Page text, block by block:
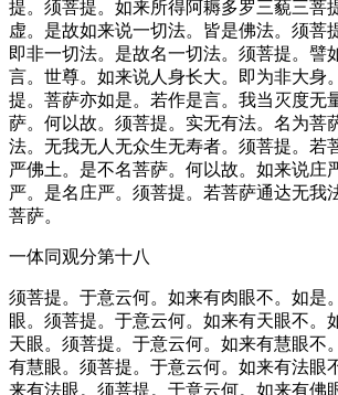
提。须菩提。如来所得阿耨多罗三藐三菩
虚。是故如来说一切法。皆是佛法。须菩
即非一切法。是故名一切法。须菩提。譬
言。世尊。如来说人身长大。即为非大身
提。菩萨亦如是。若作是言。我当灭度无
萨。何以故。须菩提。实无有法。名为菩
法。无我无人无众生无寿者。须菩提。若
严佛土。是不名菩萨。何以故。如来说庄
严。是名庄严。须菩提。若菩萨通达无我
菩萨。
一体同观分第十八
须菩提。于意云何。如来有肉眼不。如是
眼。须菩提。于意云何。如来有天眼不。
天眼。须菩提。于意云何。如来有慧眼不
有慧眼。须菩提。于意云何。如来有法眼
来有法眼。须菩提。于意云何。如来有佛